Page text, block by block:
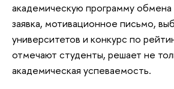
академическую программу обмена
заявка, мотивационное письмо,
университетов и конкурс по
отмечают студенты, решает не
академическая успеваемость.